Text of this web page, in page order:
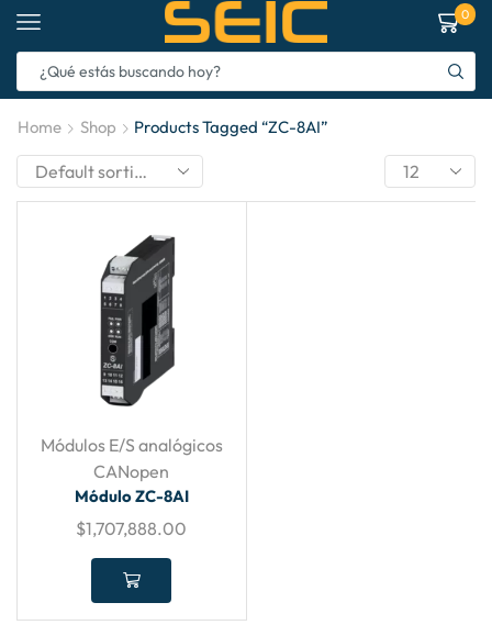
0
Home Shop Products Tagged “ZC-8AI”
Módulos E/S analógicos
CANopen
Módulo ZC-8AI
$1,707,888.00